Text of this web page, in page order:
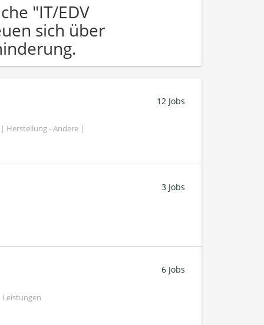
"IT/EDV
sich über
Herstellung - Andere |
12 Jobs
3 Jobs
6 Jobs